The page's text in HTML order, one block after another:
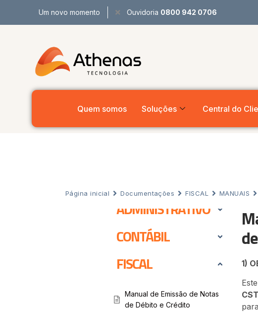
Um novo momento Ouvidoria 0800 942 0706
Quem somos Soluções Central do
Página inicial Documentações FISCAL MANUAIS
ADMINISTRATIVO
CONTÁBIL
FISCAL
Manual de Emissão de Notas
de Débito e Crédito
1)